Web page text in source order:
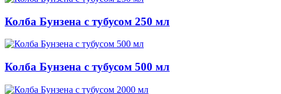
Колба Бунзена с тубусом 250 мл
Колба Бунзена с тубусом 500 мл